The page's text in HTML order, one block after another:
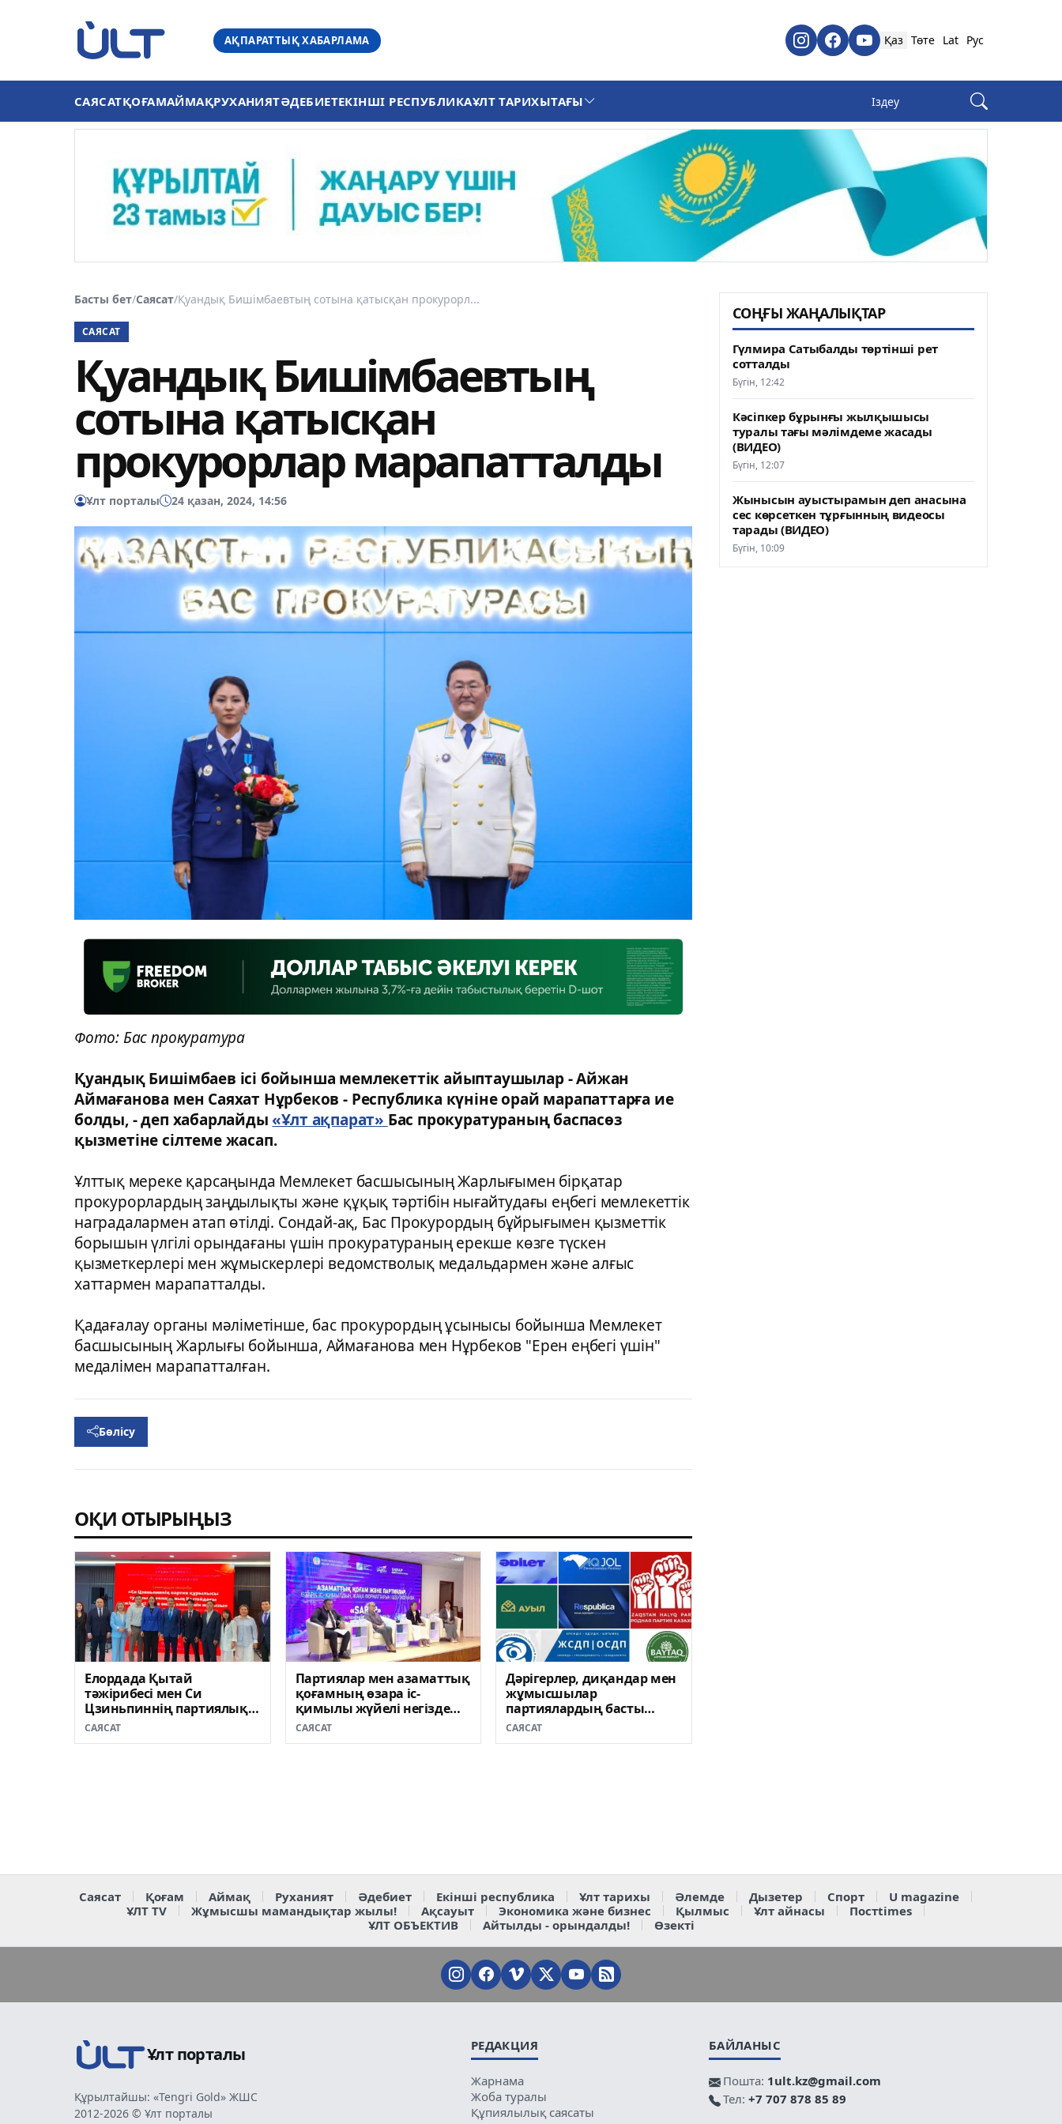
АҚПАРАТТЫҚ ХАБАРЛАМА Қаз Төте Lat Рус
САЯСАТҚОҒАМАЙМАҚРУХАНИЯТӘДЕБИЕТЕКІНШІ РЕСПУБЛИКАҰЛТ ТАРИХЫТАҒЫ
Басты бет/Саясат/Қуандық Бишімбаевтың сотына қатысқан прокурорл...
САЯСАТ
Қуандық Бишімбаевтың
сотына қатысқан
прокурорлар марапатталды
Ұлт порталы 24 қазан, 2024, 14:56
Фото: Бас прокуратура
Қуандық Бишімбаев ісі бойынша мемлекеттік айыптаушылар - Айжан
Аймағанова мен Саяхат Нұрбеков - Республика күніне орай марапаттарға ие
болды, - деп хабарлайды «Ұлт ақпарат» Бас прокуратураның баспасөз
қызметіне сілтеме жасап.
Ұлттық мереке қарсаңында Мемлекет басшысының Жарлығымен бірқатар
прокурорлардың заңдылықты және құқық тәртібін нығайтудағы еңбегі мемлекеттік
наградалармен атап өтілді. Сондай-ақ, Бас Прокурордың бұйрығымен қызметтік
борышын үлгілі орындағаны үшін прокуратураның ерекше көзге түскен
қызметкерлері мен жұмыскерлері ведомстволық медальдармен және алғыс
хаттармен марапатталды.
Қадағалау органы мәліметінше, бас прокурордың ұсынысы бойынша Мемлекет
басшысының Жарлығы бойынша, Аймағанова мен Нұрбеков "Ерен еңбегі үшін"
медалімен марапатталған.
Бөлісу
ОҚИ ОТЫРЫҢЫЗ
Елордада Қытай
тәжірибесі мен Си
Цзиньпиннің партиялық
құрылыс идеялары
САЯСАТ
Партиялар мен азаматтық
қоғамның өзара іс-
қимылы жүйелі негізде
артып келеді – «Sarap»
САЯСАТ
Дәрігерлер, диқандар мен
жұмысшылар
партиялардың басты
аудиториясына айналды
САЯСАТ
СОҢҒЫ ЖАҢАЛЫҚТАР
Гүлмира Сатыбалды төртінші рет
сотталды
Бүгін, 12:42
Кәсіпкер бұрынғы жылқышысы
туралы тағы мәлімдеме жасады
(ВИДЕО)
Бүгін, 12:07
Жынысын ауыстырамын деп анасына
сес көрсеткен тұрғынның видеосы
тарады (ВИДЕО)
Бүгін, 10:09
Саясат Қоғам Аймақ Руханият Әдебиет Екінші республика Ұлт тарихы Әлемде Дызетер Спорт
U magazine
ҰЛТ TV
Жұмысшы мамандықтар жылы! Ақсауыт Экономика және бизнес Қылмыс Ұлт айнасы
Постtimes
ҰЛТ ОБЪЕКТИВ
Айтылды - орындалды! Өзекті
Ұлт порталы
Құрылтайшы: «Tengri Gold» ЖШС
2012-2026 © Ұлт порталы
РЕДАКЦИЯ
Жарнама
Жоба туралы
Құпиялылық саясаты
БАЙЛАНЫС
Пошта: 1ult.kz@gmail.com
Тел: +7 707 878 85 89